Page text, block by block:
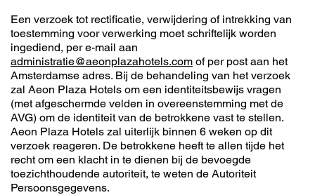
Een verzoek tot rectificatie, verwijdering of intrekking van
toestemming voor verwerking moet schriftelijk worden
ingediend, per e-mail aan
administratie@aeonplazahotels.comof per post aan het
Amsterdamse adres. Bij de behandeling van het verzoek
zal Aeon Plaza Hotels om een identiteitsbewijs vragen
(met afgeschermde velden in overeenstemming met de
AVG) om de identiteit van de betrokkene vast te stellen.
Aeon Plaza Hotels zal uiterlijk binnen 6 weken op dit
verzoek reageren. De betrokkene heeft te allen tijde het
recht om een klacht in te dienen bij de bevoegde
toezichthoudende autoriteit, te weten de Autoriteit
Persoonsgegevens.